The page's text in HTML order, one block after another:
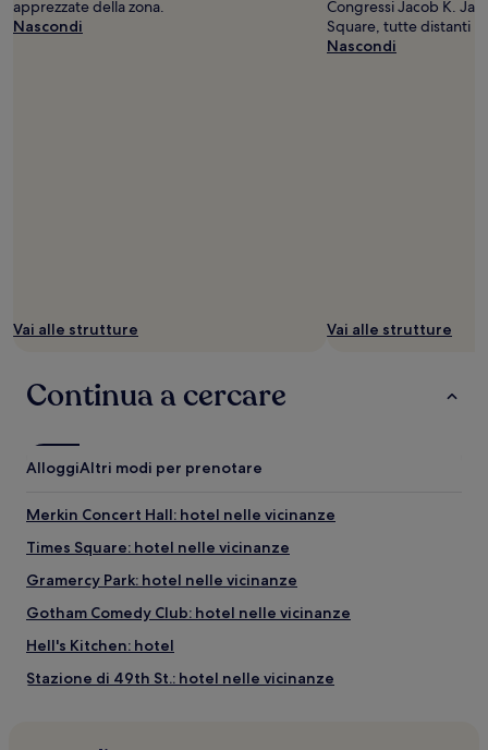
apprezzate della zona.
Nascondi
Vai alle strutture
Congressi Jacob K.
Square, tutte distanti
Nascondi
Vai alle strutture
Continua a cercare
AlloggiAltri modi per prenotare
Merkin Concert Hall: hotel nelle vicinanze
Times Square: hotel nelle vicinanze
Gramercy Park: hotel nelle vicinanze
Gotham Comedy Club: hotel nelle vicinanze
Hell's Kitchen: hotel
Stazione di 49th St.: hotel nelle vicinanze